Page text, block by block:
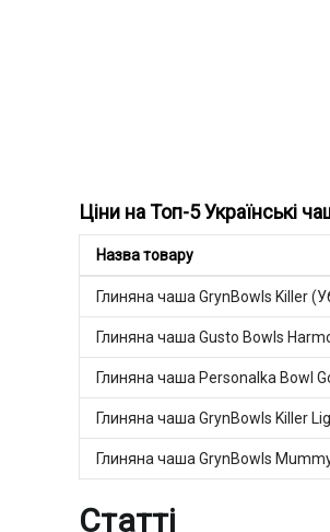
Ціни на Топ-5 Українські
Назва товару
Глиняна чаша GrynBowls Killer
Глиняна чаша Gusto Bowls
Глиняна чаша Personalka Bowl
Глиняна чаша GrynBowls Killer
Глиняна чаша GrynBowls
Статті